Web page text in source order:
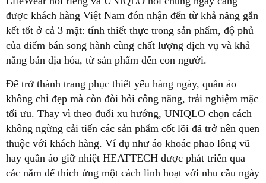
được khách hàng Việt Nam đón nhận đến từ khả năng gắn
kết tốt ở cả 3 mặt: tính thiết thực trong sản phẩm, độ phủ
của điểm bán song hành cùng chất lượng dịch vụ và khả
năng bản địa hóa, từ sản phẩm đến con người.
Để trở thành trang phục thiết yếu hàng ngày, quần áo
không chỉ đẹp mà còn đòi hỏi công năng, trải nghiệm mặc
tối ưu. Thay vì theo đuổi xu hướng, UNIQLO chọn cách
không ngừng cải tiến các sản phẩm cốt lõi đã trở nên quen
thuộc với khách hàng. Ví dụ như áo khoác phao lông vũ
hay quần áo giữ nhiệt HEATTECH được phát triển qua
các năm để thích ứng một cách linh hoạt với nhu cầu ngày